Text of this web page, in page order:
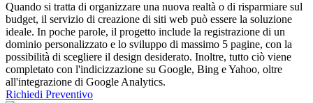
Quando si tratta di organizzare una nuova realtà o di risparmiare sul
budget, il servizio di creazione di siti web può essere la soluzione
ideale. In poche parole, il progetto include la registrazione di un
dominio personalizzato e lo sviluppo di massimo 5 pagine, con la
possibilità di scegliere il design desiderato. Inoltre, tutto ciò viene
completato con l'indicizzazione su Google, Bing e Yahoo, oltre
all'integrazione di Google Analytics.
Richiedi Preventivo